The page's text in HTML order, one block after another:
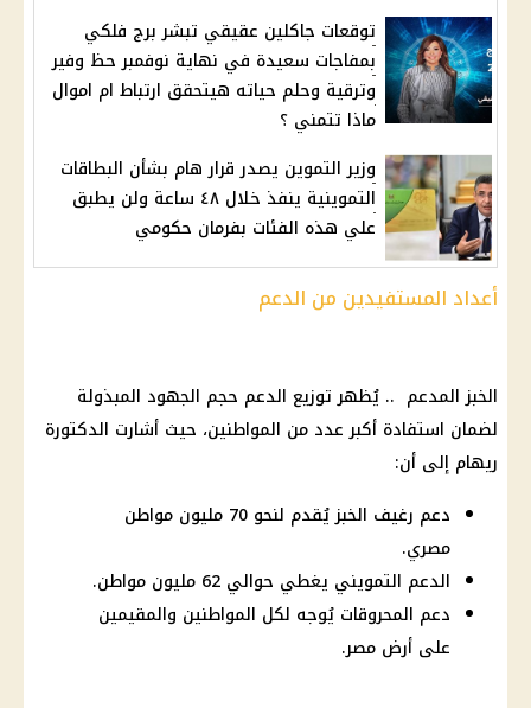
توقعات جاكلين عقيقي تبشر برج فلكي
بمفاجات سعيدة في نهاية نوفمبر حظ وفير
وترقية وحلم حياته هيتحقق ارتباط ام اموال
ماذا تتمني ؟
وزير التموين يصدر قرار هام بشأن البطاقات
التموينية ينفذ خلال ٤٨ ساعة ولن يطبق
علي هذه الفئات بفرمان حكومي
أعداد المستفيدين من الدعم
الخبز المدعم .. يُظهر توزيع الدعم حجم الجهود المبذولة
لضمان استفادة أكبر عدد من المواطنين، حيث أشارت الدكتورة
ريهام إلى أن:
دعم رغيف الخبز يُقدم لنحو 70 مليون مواطن
مصري.
الدعم التمويني يغطي حوالي 62 مليون مواطن.
دعم المحروقات يُوجه لكل المواطنين والمقيمين
على أرض مصر.